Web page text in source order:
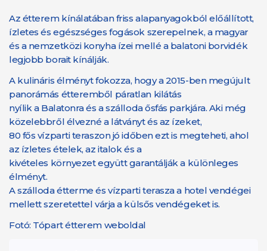
Az étterem kínálatában friss alapanyagokból előállított,
ízletes és egészséges fogások szerepelnek, a magyar
és a nemzetközi konyha ízei mellé a balatoni borvidék
legjobb borait kínálják.
A kulináris élményt fokozza, hogy a 2015-ben megújult
panorámás étteremből páratlan kilátás
nyílik a Balatonra és a szálloda ősfás parkjára. Aki még
közelebbről élvezné a látványt és az ízeket,
80 fős vízparti teraszon jó időben ezt is megteheti, ahol
az ízletes ételek, az italok és a
kivételes környezet együtt garantálják a különleges
élményt.
A szálloda étterme és vízparti terasza a hotel vendégei
mellett szeretettel várja a külsős vendégeket is.
Fotó: Tópart étterem weboldal